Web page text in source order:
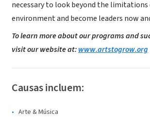
necessary to look beyond the
environment and become leaders now
To learn more about our programs and
visit our website at:www.artstogrow.org
Causas incluem:
Arte & Música